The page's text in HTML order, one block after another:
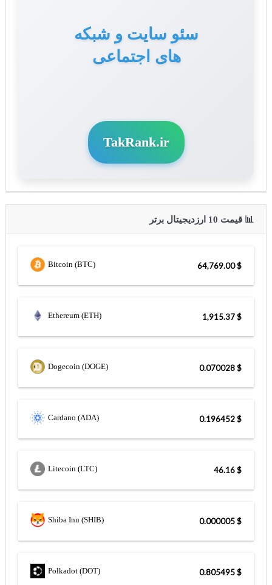
سئو سایت و شبکه
های اجتماعی
TakRank.ir
📊 قیمت 10 ارزدیجیتال برتر
Bitcoin (BTC) $ 64,769.00
Ethereum (ETH) $ 1,915.37
Dogecoin (DOGE) $ 0.070028
Cardano (ADA) $ 0.196452
Litecoin (LTC) $ 46.16
Shiba Inu (SHIB) $ 0.000005
Polkadot (DOT) $ 0.805495